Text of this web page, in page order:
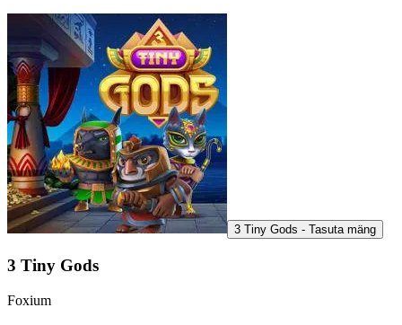
3 Tiny Gods - Tasuta mäng
3 Tiny Gods
Foxium